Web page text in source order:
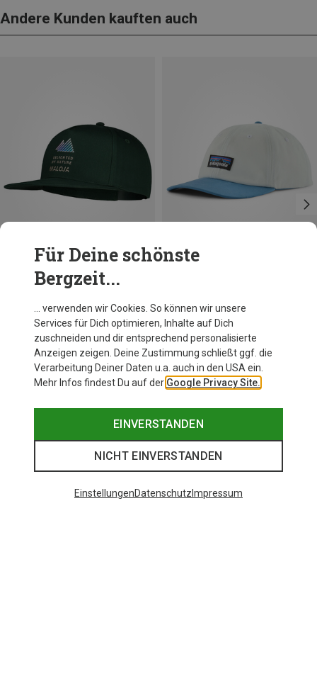
Andere Kunden kauften auch
Du sparst 28%
Patagonia
P-6 Label Trad Cap
39,95 €
Für Deine schönste
Bergzeit...
… verwenden wir Cookies. So können wir unsere
Services für Dich optimieren, Inhalte auf Dich
zuschneiden und dir entsprechend personalisierte
Anzeigen zeigen. Deine Zustimmung schließt ggf. die
Verarbeitung Deiner Daten u.a. auch in den USA ein.
Mehr Infos findest Du auf der Google Privacy Site.
EINVERSTANDEN
NICHT EINVERSTANDEN
EinstellungenDatenschutz Impressum